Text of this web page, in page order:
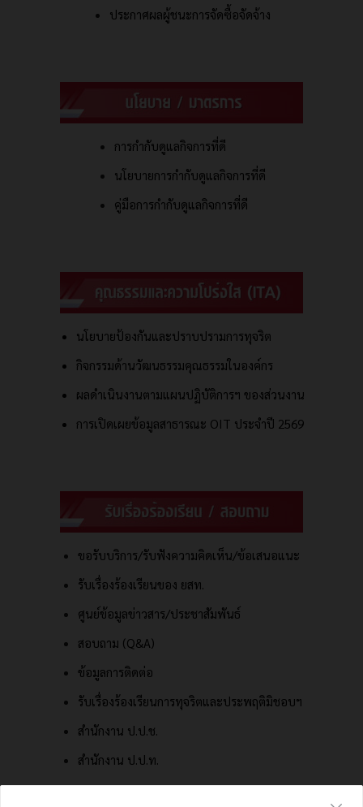
ประกาศผลผู้ชนะการจัดซื้อจัดจ้าง
การกำกับดูแลกิจการที่ดี
นโยบายการกำกับดูแลกิจการที่ดี
คู่มือการกำกับดูแลกิจการที่ดี
นโยบายป้องกันและปราบปรามการทุจริต
กิจกรรมด้านวัฒนธรรมคุณธรรมในองค์กร
ผลดำเนินงานตามแผนปฏิบัติการฯ ของส่วนงาน
การเปิดเผยข้อมูลสาธารณะ OIT ประจำปี 2569
ขอรับบริการ/รับฟังความคิดเห็น/ข้อเสนอแนะ
รับเรื่องร้องเรียนของ ยสท.
ศูนย์ข้อมูลข่าวสาร/ประชาสัมพันธ์
สอบถาม (Q&A)
ข้อมูลการติดต่อ
รับเรื่องร้องเรียนการทุจริตและประพฤติมิชอบฯ
สำนักงาน ป.ป.ช.
สำนักงาน ป.ป.ท.